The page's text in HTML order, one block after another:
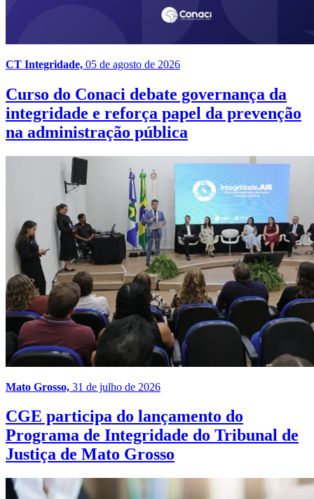
CT Integridade, 05 de agosto de 2026
Curso do Conaci debate governança da
integridade e reforça papel da prevenção
na administração pública
Mato Grosso, 31 de julho de 2026
CGE participa do lançamento do
Programa de Integridade do Tribunal de
Justiça de Mato Grosso